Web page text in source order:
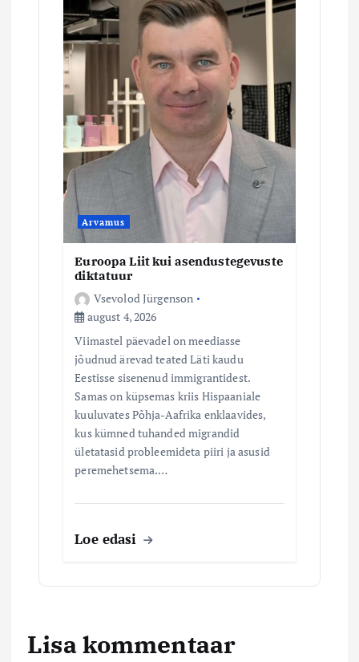
Arvamus
Euroopa Liit kui asendustegevuste
diktatuur
Vsevolod Jürgenson
august 4, 2026
Viimastel päevadel on meediasse
jõudnud ärevad teated Läti kaudu
Eestisse sisenenud immigrantidest.
Samas on küpsemas kriis Hispaaniale
kuuluvates Põhja-Aafrika enklaavides,
kus kümned tuhanded migrandid
ületatasid probleemideta piiri ja asusid
peremehetsema.…
Loe edasi
Lisa kommentaar